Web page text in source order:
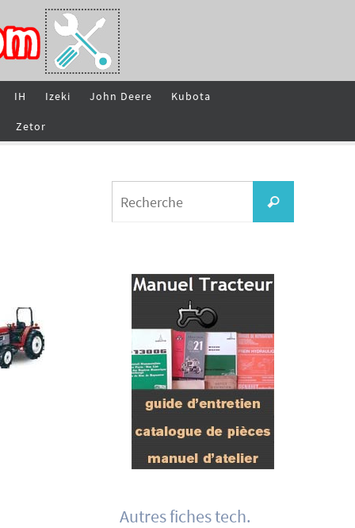
IH Izeki John Deere Kubota
Zetor
Recherche
Autres fiches tech.